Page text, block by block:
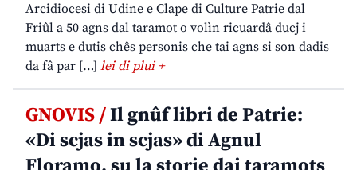
Arcidiocesi di Udine e Clape di Culture Patrie dal
Friûl a 50 agns dal taramot o volìn ricuardâ ducj i
muarts e dutis chês personis che tai agns si son dadis
da fâ par […] lei di plui +
GNOVIS /Il gnûf libri de Patrie:
«Di scjas in scjas» di Agnul